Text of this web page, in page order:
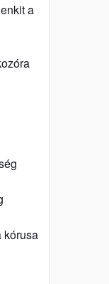
a
kórusa